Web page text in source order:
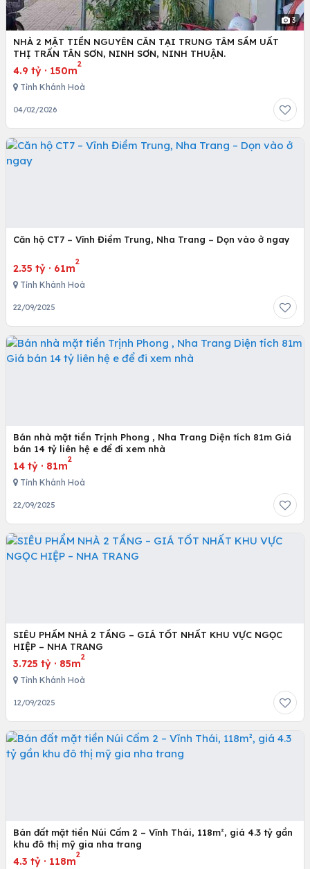
3
NHÀ 2 MẶT TIỀN NGUYÊN CĂN TẠI TRUNG TÂM SẦM UẤT
THỊ TRẤN TÂN SƠN, NINH SƠN, NINH THUẬN.
4.9 tỷ · 150m
2
Tỉnh Khánh Hoà
04/02/2026
Căn hộ CT7 – Vĩnh Điềm Trung, Nha Trang – Dọn vào ở ngay
2.35 tỷ · 61m
2
Tỉnh Khánh Hoà
22/09/2025
Bán nhà mặt tiền Trịnh Phong , Nha Trang Diện tích 81m Giá
bán 14 tỷ liên hệ e để đi xem nhà
14 tỷ · 81m
2
Tỉnh Khánh Hoà
22/09/2025
SIÊU PHẨM NHÀ 2 TẦNG – GIÁ TỐT NHẤT KHU VỰC NGỌC
HIỆP – NHA TRANG
3.725 tỷ · 85m
2
Tỉnh Khánh Hoà
12/09/2025
Bán đất mặt tiền Núi Cấm 2 – Vĩnh Thái, 118m², giá 4.3 tỷ gần
khu đô thị mỹ gia nha trang
4.3 tỷ · 118m
2